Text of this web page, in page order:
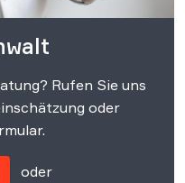
Rufen Sie uns
oder
oder